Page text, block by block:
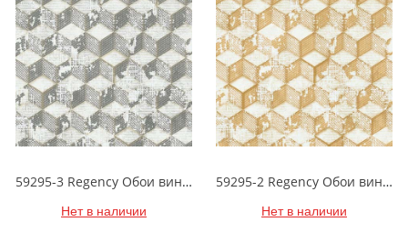
59295-3 Regency Обои виниловые на бумажной основе 1.06*15.5
Нет в наличии
59295-2 Regency Обои виниловые на бумажной основе 1.06*15.5
Нет в наличии